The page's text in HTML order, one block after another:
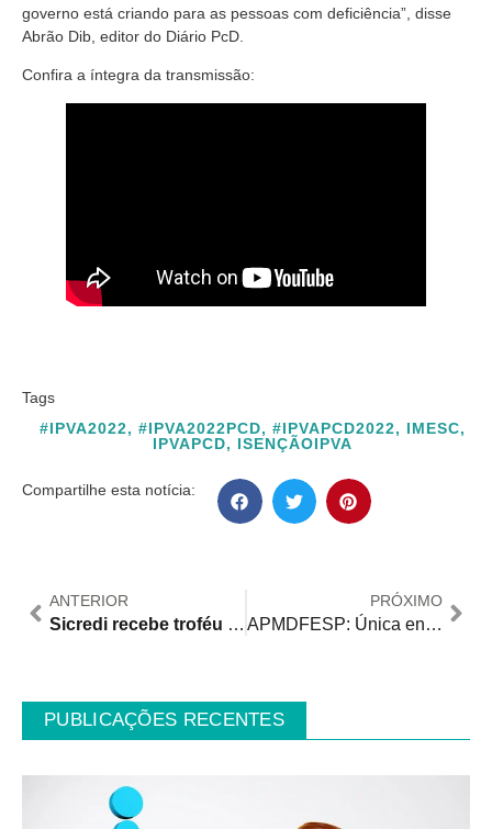
governo está criando para as pessoas com deficiência”, disse
Abrão Dib, editor do Diário PcD.
Confira a íntegra da transmissão:
Tags
#IPVA2022, #IPVA2022PCD, #IPVAPCD2022, IMESC,
IPVAPCD, ISENÇÃOIPVA
Compartilhe esta notícia:
ANTERIOR
Sicredi recebe troféu Ouro por case de inclusão “Libras no WhatsApp”
PRÓXIMO
APMDFESP: Única entidade PcD do gênero no mundo
PUBLICAÇÕES RECENTES